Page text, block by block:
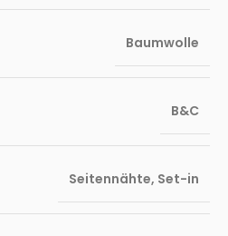
Baumwolle
B&C
Seitennähte, Set-in